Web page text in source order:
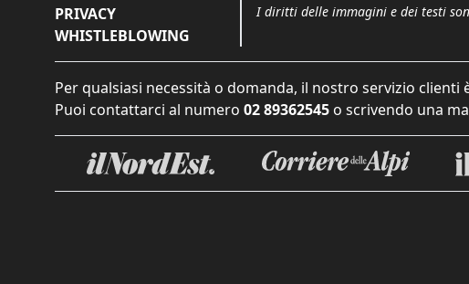
PRIVACY
WHISTLEBLOWING
I diritti delle immagini e dei testi
Per qualsiasi necessità o domanda, il nostro servizio clienti
Puoi contattarci al numero 02 89362545 o scrivendo una